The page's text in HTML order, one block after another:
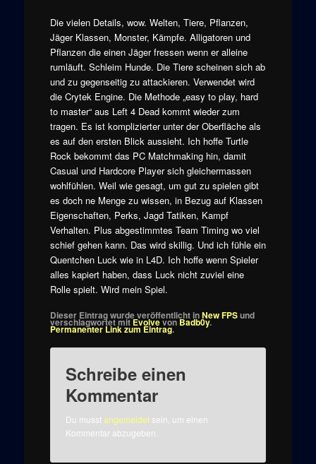
Die vielen Details, wow. Welten, Tiere, Pflanzen,
Jäger Klassen, Monster, Kämpfe. Alligatoren und
Pflanzen die einen Jäger fressen wenn er alleine
rumläuft. Schleim Hunde. Die Tiere scheinen sich ab
und zu gegenseitig zu attackieren. Verwendet wird
die Crytek Engine. Die Methode „easy to play, hard
to master“ aus Left 4 Dead kommt wieder zum
tragen. Es ist komplizierter unter der Oberfläche als
es auf den ersten Blick aussieht. Ich hoffe Turtle
Rock bekommt das PC Matchmaking hin, damit
Casual und Hardcore Player sich gleichermassen
wohlfühlen. Weil wie gesagt, um gut zu spielen gibt
es doch ne Menge zu wissen, in Bezug auf Klassen
Eigenschaften, Perks, Jagd Tatiken, Kampf
Verhalten. Plus abgestimmtes Team Timing wo viel
schief gehen kann. Das wird skillig. Und ich fühle ein
Quentchen Luck wie in L4D. Ich hoffe wenn Spieler
alles kapiert haben, dass Luck nicht zuviel eine
Rolle spielt. Wird mein Spiel.
Dieser Eintrag wurde veröffentlicht inNew FPSund
verschlagwortet mitEvolvevonBadb0y.
Permanenter Link zum Eintrag.
Schreibe einen
Kommentar
Du musstangemeldetsein, um einen
Kommentar abzugeben.